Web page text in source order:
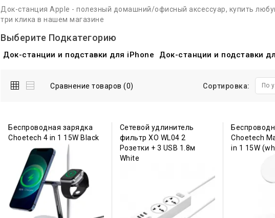
Док-станция Apple - полезный домашний/офисный аксессуар, купить
три клика в нашем магазине
Выберите Подкатегорию
Док-станции и подставки для iPhone Док-станции и подставки
Сравнение товаров (0) Сортировка: По
Беспроводная зарядка
Choetech 4 in 1 15W Black
Сетевой удлинитель
фильтр XO WL04 2
Розетки + 3 USB 1.8м
White
Choetech
in 1 15W